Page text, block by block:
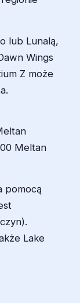
lub Lunalą,
Wings
Z może
Meltan
pomocą
Lake